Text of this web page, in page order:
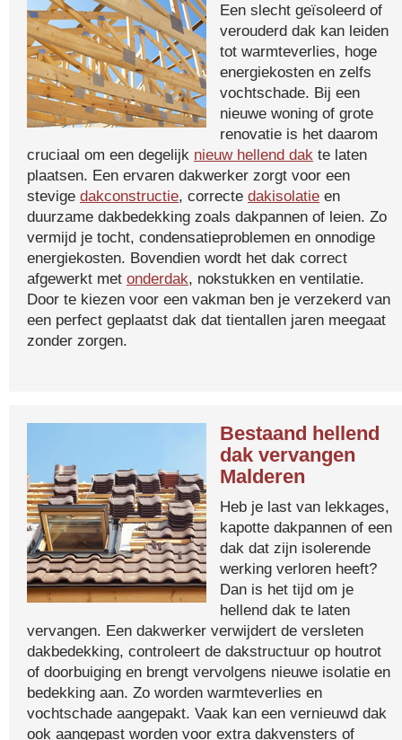
Een slecht geïsoleerd of
verouderd dak kan leiden
tot warmteverlies, hoge
energiekosten en zelfs
vochtschade. Bij een
nieuwe woning of grote
renovatie is het daarom
cruciaal om een degelijk nieuw hellend dak te laten
plaatsen. Een ervaren dakwerker zorgt voor een
stevige dakconstructie, correcte dakisolatie en
duurzame dakbedekking zoals dakpannen of leien. Zo
vermijd je tocht, condensatieproblemen en onnodige
energiekosten. Bovendien wordt het dak correct
afgewerkt met onderdak, nokstukken en ventilatie.
Door te kiezen voor een vakman ben je verzekerd van
een perfect geplaatst dak dat tientallen jaren meegaat
zonder zorgen.
Bestaand hellend
dak vervangen
Malderen
Heb je last van lekkages,
kapotte dakpannen of een
dak dat zijn isolerende
werking verloren heeft?
Dan is het tijd om je
hellend dak te laten
vervangen. Een dakwerker verwijdert de versleten
dakbedekking, controleert de dakstructuur op houtrot
of doorbuiging en brengt vervolgens nieuwe isolatie en
bedekking aan. Zo worden warmteverlies en
vochtschade aangepakt. Vaak kan een vernieuwd dak
ook aangepast worden voor extra dakvensters of